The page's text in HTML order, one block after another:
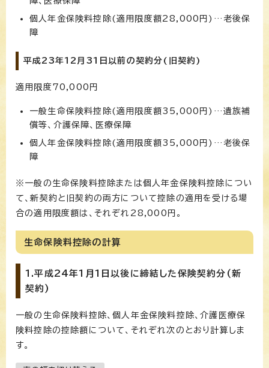
個人年金保険料控除(適用限度額28,000円)…老後保
障
平成23年12月31日以前の契約分(旧契約)
適用限度70,000円
一般生命保険料控除(適用限度額35,000円)…遺族補
償等、介護保障、医療保障
個人年金保険料控除(適用限度額35,000円)…老後保
障
※一般の生命保険料控除または個人年金保険料控除につい
て、新契約と旧契約の両方について控除の適用を受ける場
合の適用限度額は、それぞれ28,000円。
生命保険料控除の計算
1.平成24年1月1日以後に締結した保険契約分(新
契約)
一般の生命保険料控除、個人年金保険料控除、介護医療保
険料控除の控除額について、それぞれ次のとおり計算しま
す。